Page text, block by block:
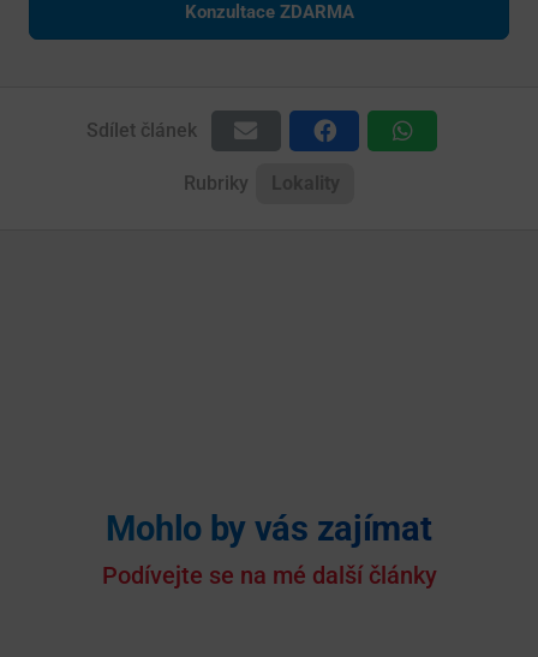
Konzultace ZDARMA
Sdílet článek
Rubriky
Mohlo by vás zajímat
Podívejte se na mé další články